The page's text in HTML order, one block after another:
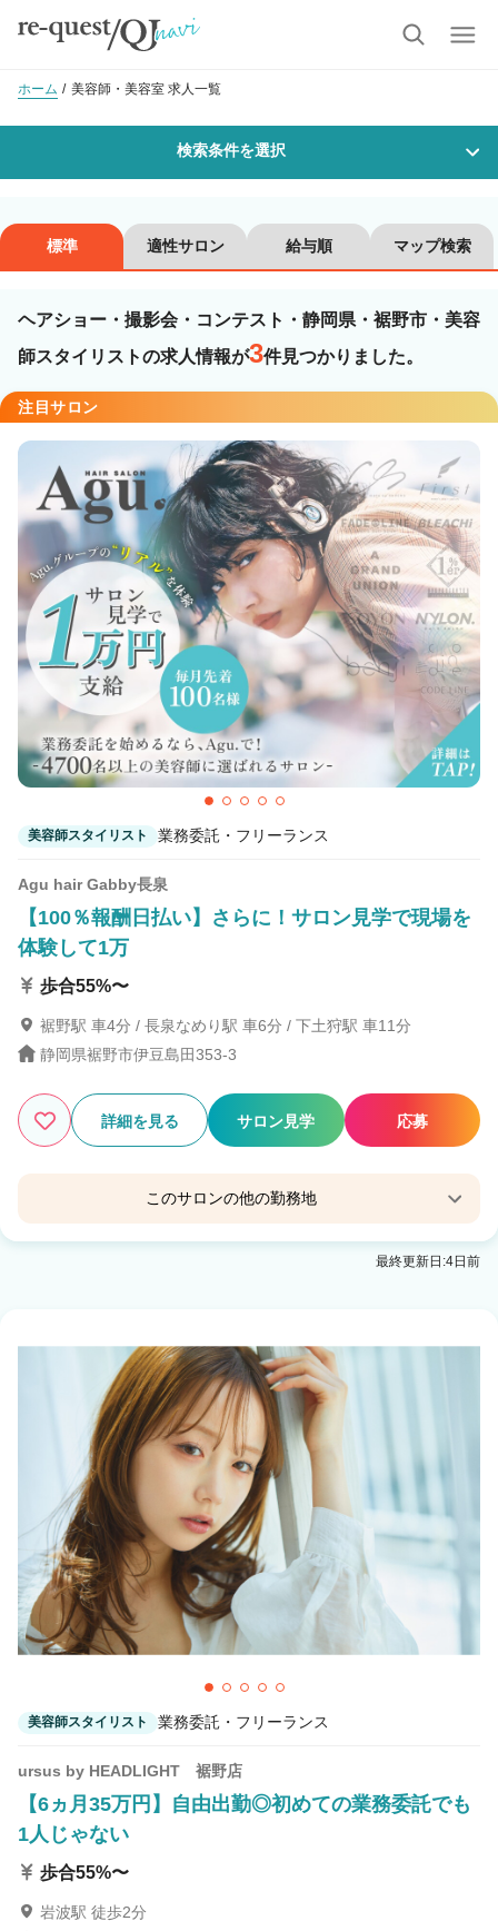
ホーム 美容師・美容室 求人一覧
検索条件を選択
沿線・駅を選択 市区町村を選択
裾野市
職種・技能ランク
美容師スタイリスト 美容師アシスタント
カラーリスト フロント・レセプション
ヘアメイク・美容部員 アイリスト
ネイリスト エステティシャン
講師・インストラクター 営業・販売スタッフ・その他
雇用形態
詳細条件
ヘアショー・撮影会・コンテスト
この条件の求人数
検索する
標準 適性サロン 給与順 マップ検索
ヘアショー・撮影会・コンテスト・静岡県・裾野市・美容
師スタイリストの求人情報が3件見つかりました。
注目サロン
美容師スタイリスト 業務委託・フリーランス
Agu hair Gabby長泉
【100％報酬日払い】さらに！サロン見学で現場を
体験して1万
歩合55%〜
裾野駅 車4分 / 長泉なめり駅 車6分 / 下土狩駅 車11分
静岡県裾野市伊豆島田353-3
詳細を見る サロン見学 応募
このサロンの他の勤務地
Law
最終更新日:4日前
美容師スタイリスト 業務委託・フリーランス
ursus by HEADLIGHT 裾野店
【6ヵ月35万円】自由出勤◎初めての業務委託でも
1人じゃない
歩合55%〜
岩波駅 徒歩2分